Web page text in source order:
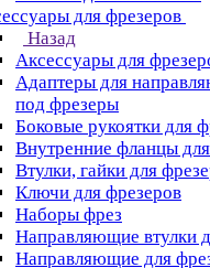
для фрезеров
Назад
Аксессуары для
Адаптеры для
под фрезеры
Боковые рукоятки для
Внутренние фланцы
Втулки, гайки для
Ключи для фрезеров
Наборы фрез
Направляющие втулки
Направляющие для